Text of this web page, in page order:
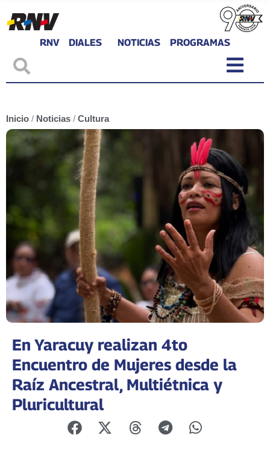
RNV DIALES NOTICIAS PROGRAMAS
Inicio / Noticias / Cultura
En Yaracuy realizan 4to
Encuentro de Mujeres desde la
Raíz Ancestral, Multiétnica y
Pluricultural